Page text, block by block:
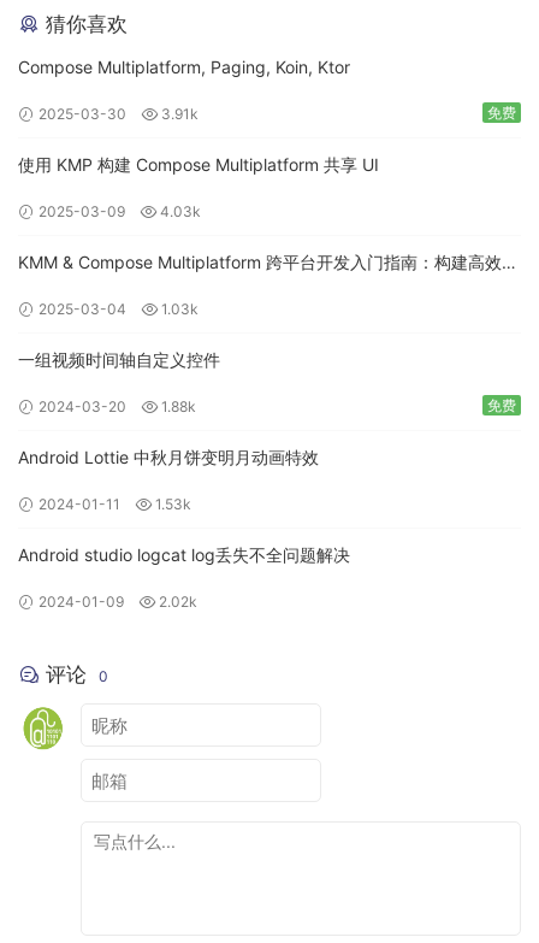
猜你喜欢
Compose Multiplatform, Paging, Koin, Ktor
2025-03-30 3.91k 免费
使用 KMP 构建 Compose Multiplatform 共享 UI
2025-03-09 4.03k
KMM & Compose Multiplatform 跨平台开发入门指南：构建高效的
2025-03-04 1.03k
一组视频时间轴自定义控件
2024-03-20 1.88k 免费
Android Lottie 中秋月饼变明月动画特效
2024-01-11 1.53k
Android studio logcat log丢失不全问题解决
2024-01-09 2.02k
评论 0